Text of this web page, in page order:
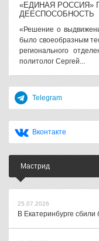
«ЕДИНАЯ РОССИЯ»
ДЕЕСПОСОБНОСТЬ
«Решение о
было своеобразным
регионального
политолог Сергей...
Telegram
Вконтакте
Мастрид
25.07.2026
В Екатеринбурге сбили